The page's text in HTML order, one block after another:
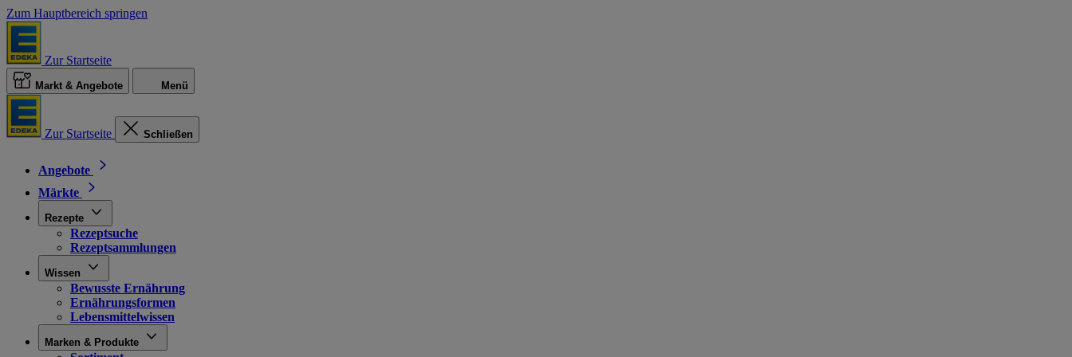
Zum Hauptbereich springen
Zur Startseite
Markt & Angebote Menü
Zur Startseite Schließen
Angebote
Märkte
Rezepte
Rezeptsuche
Rezeptsammlungen
Wissen
Bewusste Ernährung
Ernährungsformen
Lebensmittelwissen
Marken & Produkte